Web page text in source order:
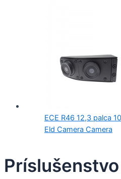
ECE R46 12,3 palca
Eld Camera Camera